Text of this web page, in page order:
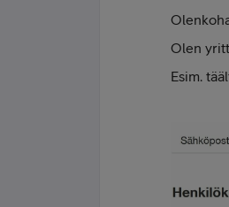
Olen
Esim.